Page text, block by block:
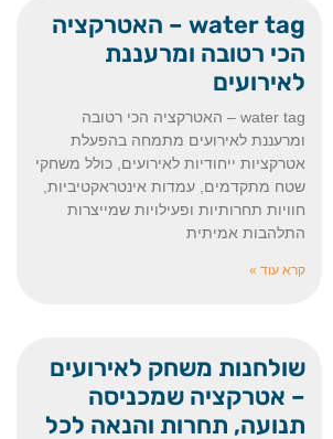
water tag – האטרקציה
הכי רטובה ומרעננת
לאירועים
water tag – האטרקציה הכי רטובה
ומרעננת לאירועים מתמחה בהפעלת
אטרקציות ייחודיות לאירועים, כולל משחקי
שטח מתקדמים, עמדות אינטראקטיביות,
חוויות תחרותיות ופעילויות שמייצרות
התלהבות אמיתית
קרא עוד »
שולחנות משחק לאירועים
– אטרקציה שמכניסה
תנועה, תחרות והנאה לכל